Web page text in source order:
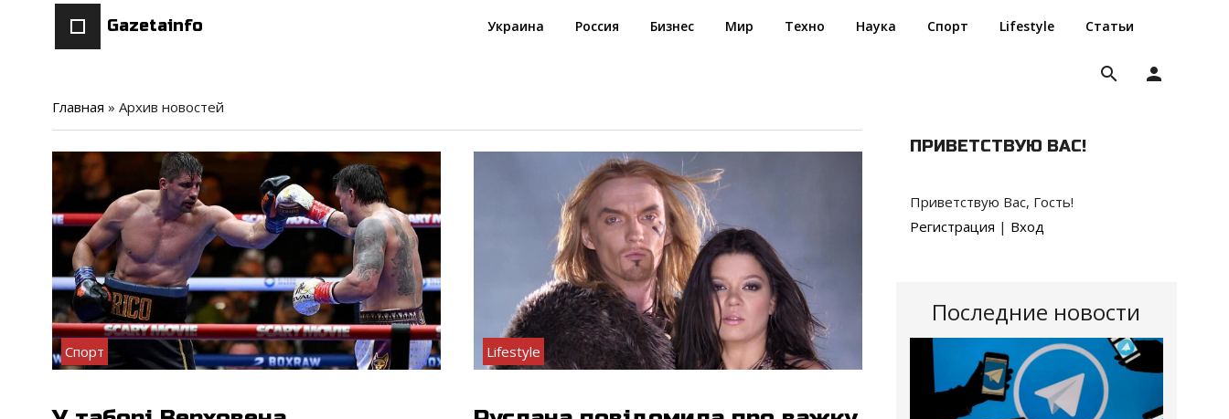
Gazetainfo Украина Россия Бизнес Мир Техно Наука Спорт Lifestyle Статьи
person
search
Главная » Архив новостей
Спорт Lifestyle
ПРИВЕТСТВУЮ ВАС!
Приветствую Вас, Гость!
Регистрация | Вход
Последние новости